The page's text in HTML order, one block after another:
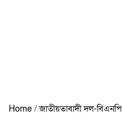
Home / জাতীয়তাবাদী দল-বিএনপি